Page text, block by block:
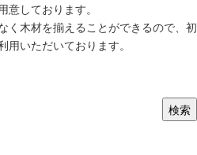
しております。
く木材を揃えることができるので、初
いただいております。